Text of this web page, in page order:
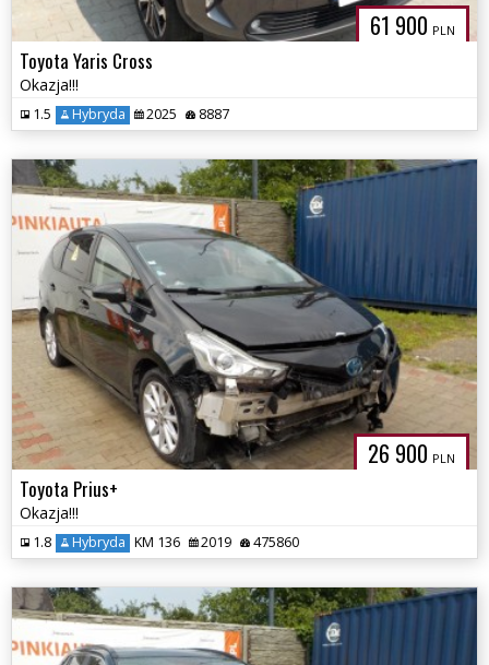
61 900 PLN
Toyota Yaris Cross
Okazja!!!
1.5 Hybryda 2025 8887
26 900 PLN
Toyota Prius+
Okazja!!!
1.8 Hybryda KM 136 2019 475860